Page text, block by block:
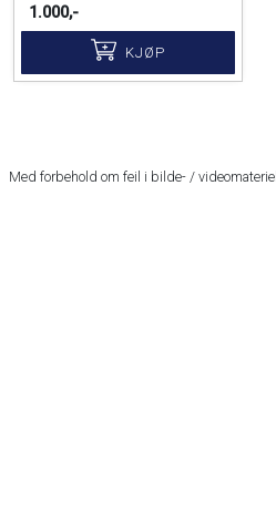
1.000,-
KJØP
Med forbehold om feil i bilde- /